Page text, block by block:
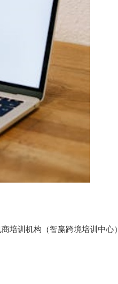
培训机构（智赢跨境培训中